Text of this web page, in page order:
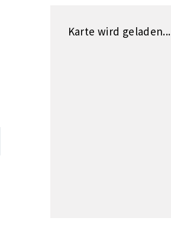
Karte wird geladen...